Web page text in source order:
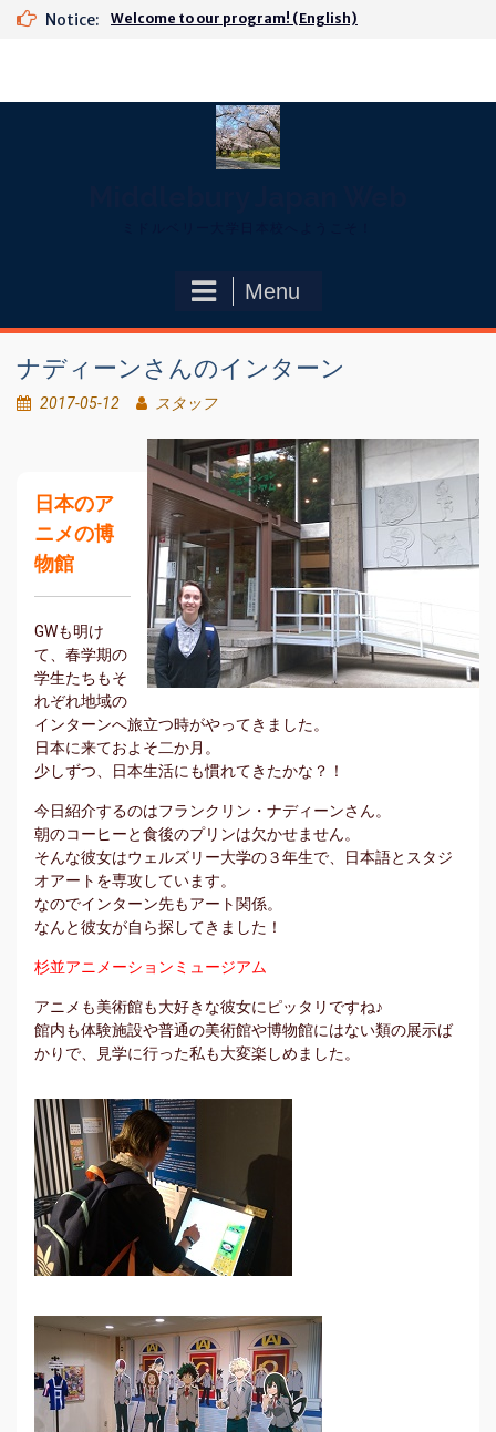
Skip
Notice: Welcome to our program! (English)
Menu
ナディーンさんのインターン
2017-05-12 スタッフ
日本のア
ニメの博
物館
GWも明け
て、春学期の
学生たちもそ
れぞれ地域の
インターンへ旅立つ時がやってきました。
日本に来ておよそ二か月。
少しずつ、日本生活にも慣れてきたかな？！
今日紹介するのはフランクリン・ナディーンさん。
朝のコーヒーと食後のプリンは欠かせません。
そんな彼女はウェルズリー大学の３年生で、日本語とスタジ
オアートを専攻しています。
なのでインターン先もアート関係。
なんと彼女が自ら探してきました！
杉並アニメーションミュージアム
アニメも美術館も大好きな彼女にピッタリですね♪
館内も体験施設や普通の美術館や博物館にはない類の展示ば
かりで、見学に行った私も大変楽しめました。